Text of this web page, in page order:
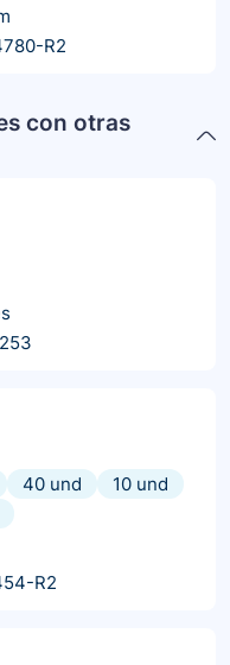
R2
con otras
40 und
10 und
R2